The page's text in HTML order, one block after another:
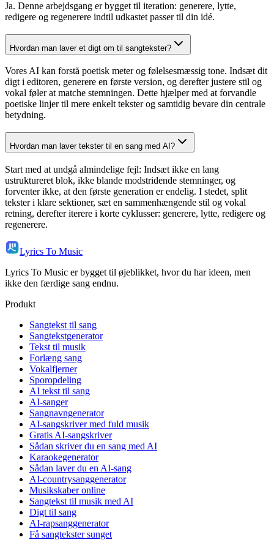
Ja. Denne arbejdsgang er bygget til iteration: generere, lytte,
redigere og regenerere indtil udkastet passer til din idé.
Hvordan man laver et digt om til sangtekster?
Vores AI kan forstå poetisk meter og følelsesmæssig tone. Indsæt dit
digt i editoren, generere en første version, og derefter justere stil og
vokal føler at matche stemningen. Dette hjælper med at forvandle
poetiske linjer til mere enkelt tekster og samtidig bevare din centrale
betydning.
Hvordan man laver tekster til en sang med AI?
Start med at undgå almindelige fejl: Indsæt ikke en lang
ustruktureret blok, ikke blande modstridende stemninger, og
forventer ikke, at den første generation er endelig. I stedet, split
tekster i klare sektioner, sæt en sammenhængende stil og vokal
retning, derefter iterere i korte cyklusser: generere, lytte, redigere og
regenerere.
Lyrics To Music
Lyrics To Music er bygget til øjeblikket, hvor du har ideen, men
ikke den færdige sang endnu.
Produkt
Sangtekst til sang
Sangtekstgenerator
Tekst til musik
Forlæng sang
Vokalfjerner
Sporopdeling
AI tekst til sang
AI-sanger
Sangnavngenerator
AI-sangskriver med fuld musik
Gratis AI-sangskriver
Sådan skriver du en sang med AI
Karaokegenerator
Sådan laver du en AI-sang
AI-countrysanggenerator
Musikskaber online
Sangtekst til musik med AI
Digt til sang
AI-rapsanggenerator
Få sangtekster sunget